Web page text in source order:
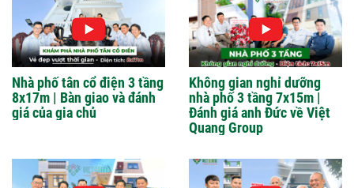
Nhà phố tân cổ điện 3 tầng
8x17m | Bàn giao và đánh
giá của gia chủ
Không gian nghỉ dưỡng
nhà phố 3 tầng 7x15m |
Đánh giá anh Đức về Việt
Quang Group